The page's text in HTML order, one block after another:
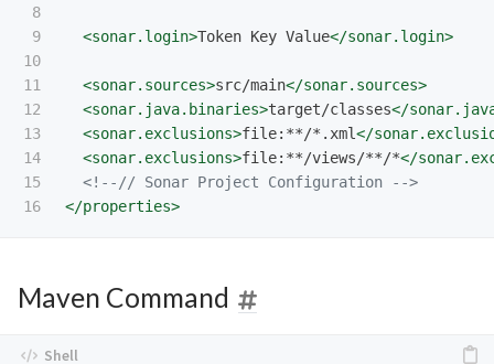
8
9
10
11
12
13
14
15
<sonar.login>Token Key Value</sonar.login>
<sonar.sources>src/main</sonar.sources>
<sonar.java.binaries>target/classes</
<sonar.exclusions>file:**/*.xml</
<sonar.exclusions>file:**/views/**/*</
<!--// Sonar Project Configuration -->
</properties>
Maven Command